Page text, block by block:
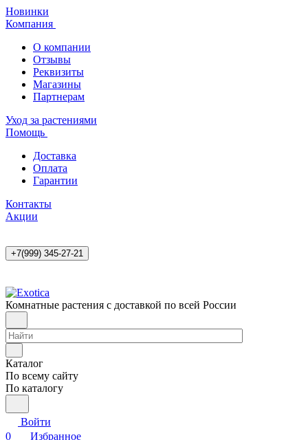
Новинки
Компания
О компании
Отзывы
Реквизиты
Магазины
Партнерам
Уход за растениями
Помощь
Доставка
Оплата
Гарантии
Контакты
Акции
+7(999) 345-27-21
Комнатные растения с доставкой по всей России
Каталог
По всему сайту
По каталогу
Войти
0
Избранное